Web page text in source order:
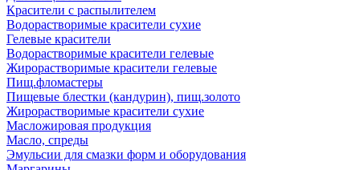
Красители с распылителем
Водорастворимые красители сухие
Гелевые красители
Водорастворимые красители гелевые
Жирорастворимые красители гелевые
Пищ.фломастеры
Пищевые блестки (кандурин), пищ.золото
Жирорастворимые красители сухие
Масложировая продукция
Масло, спреды
Эмульсии для смазки форм и оборудования